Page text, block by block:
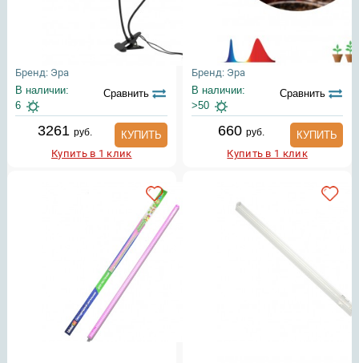
Бренд: Эра
В наличии:
6
Сравнить
3261руб.
КУПИТЬ
Купить в 1 клик
Бренд: Эра
В наличии:
>50
Сравнить
660 руб.
КУПИТЬ
Купить в 1 клик